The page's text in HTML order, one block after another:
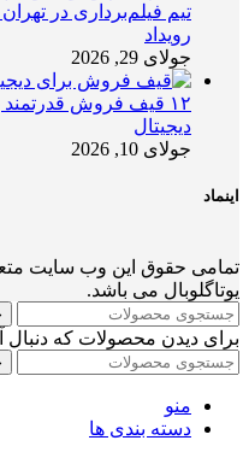
تیم فیلم‌برداری در
رویداد
جولای 29, 2026
۱۲ قیف فروش
دیجیتال
جولای 10, 2026
اینماد
تمامی حقوق این وب سایت
یوتاگلوبال می باشد.
برای دیدن محصولات که دنبال
منو
دسته بندی ها